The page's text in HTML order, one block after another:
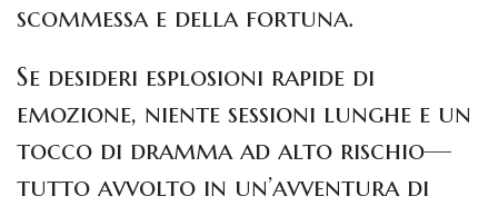
scommessa e della fortuna.
Se desideri esplosioni rapide di
emozione, niente sessioni lunghe e un
tocco di dramma ad alto rischio—
tutto avvolto in un’avventura di